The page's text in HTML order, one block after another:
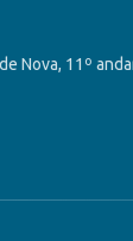
Nova, 11º